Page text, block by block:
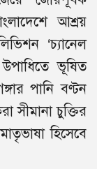
আশ্রয়
‘চ্যানেল
ভূষিত
পানি বণ্টন
সীমানা চুক্তির
হিসেবে